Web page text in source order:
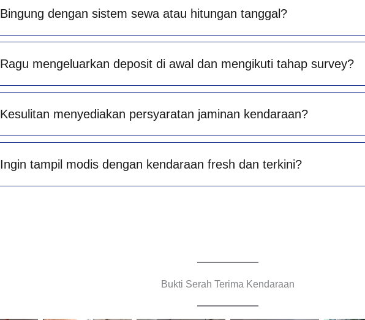
Bingung dengan sistem sewa atau hitungan tanggal?
Ragu mengeluarkan deposit di awal dan mengikuti tahap survey?
Kesulitan menyediakan persyaratan jaminan kendaraan?
Ingin tampil modis dengan kendaraan fresh dan terkini?
Bukti Serah Terima Kendaraan